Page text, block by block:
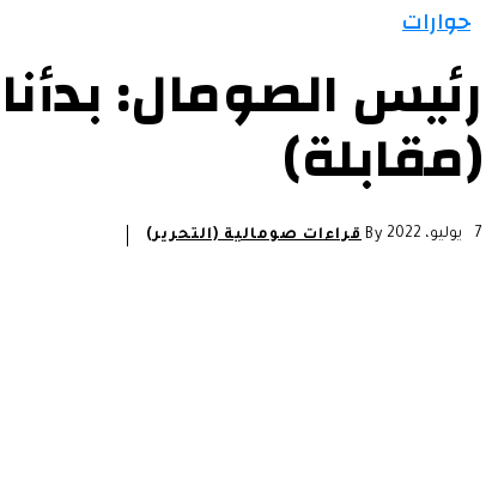
حوارات
رئيس الصومال:
(مقابلة)
7 يوليو، 2022 By قراءات صومالية (التحرير)